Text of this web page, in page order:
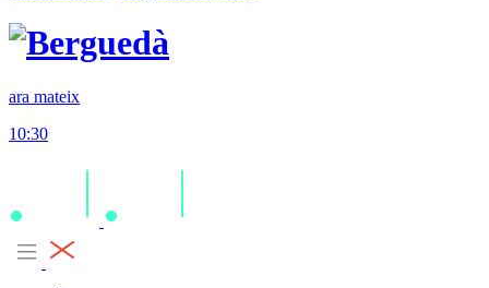
ara mateix
10:30